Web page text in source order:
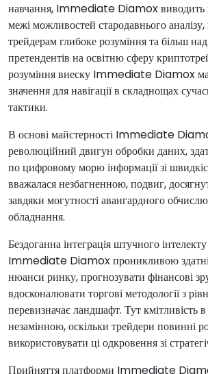
навчання, Immediate Diamox виводить
межі можливостей стародавнього
трейдерам глибоке розуміння та більш
претендентів на освітню сферу
розуміння внеску Immediate Diamox
значення для навігації в складнощах
тактики.
В основі майстерності Immediate
революційний двигун обробки даних,
по цифровому морю інформації зі
вважалася незбагненною, подвиг,
завдяки могутності авангардного
обладнання.
Бездоганна інтеграція штучного
Immediate Diamox проникливою
нюанси ринку, прогнозувати фінансові
вдосконалювати торгові методології з
перевизначає ландшафт. Тут кмітливість в
незамінною, оскільки трейдери повинні
використовувати ці одкровення зі
Прийняття платформи Immediate